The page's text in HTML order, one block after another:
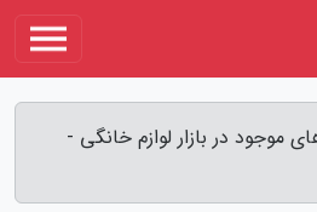
موجود در بازار لوازم خانگی -